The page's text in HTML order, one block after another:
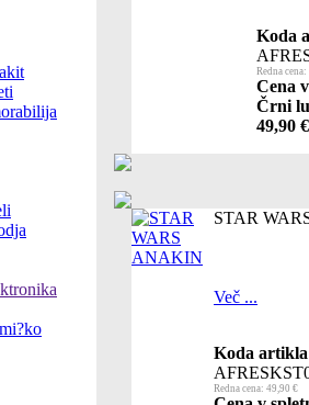
Koda
Redna
Cena
Črni
49,90 €
STAR
Več ...
Koda
Redna cena: 49,90 €